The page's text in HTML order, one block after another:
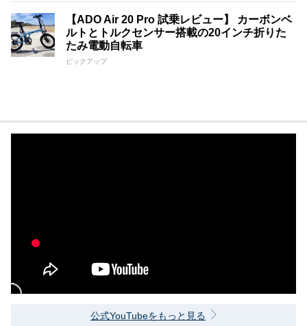
【ADO Air 20 Pro 試乗レビュー】 カーボンベ
ルトとトルクセンサー搭載の20インチ折りた
たみ電動自転車
ピックアップ
公式YouTubeをもっと見る